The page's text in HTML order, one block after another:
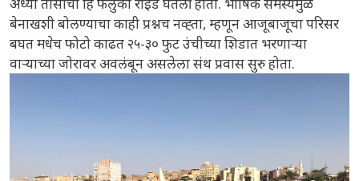
बेनाखशी बोलण्याचा काही प्रश्नच नव्ह्ता, म्हणून आजूबाजूचा परिसर
बघत मधेच फोटो काढत २५-३० फुट उंचीच्या शिडात भरणाऱ्या
वाऱ्याच्या जोरावर अवलंबून असलेला संथ प्रवास सुरु होता.